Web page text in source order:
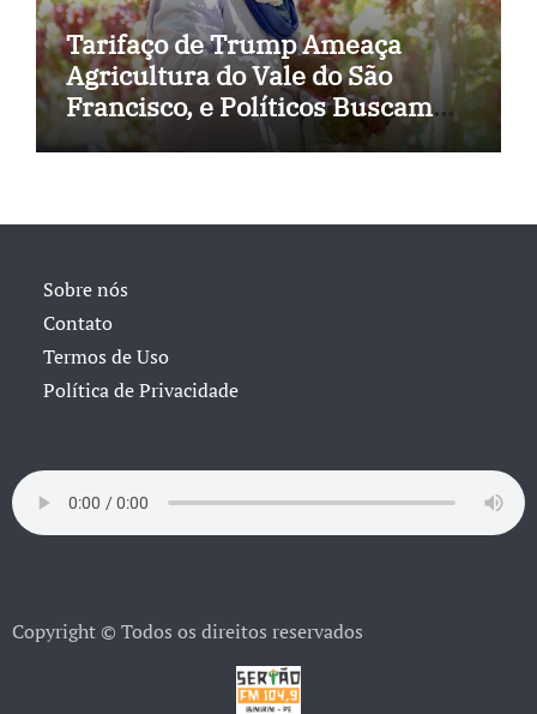
Tarifaço de Trump Ameaça
Agricultura do Vale do São
Francisco, e Políticos Buscam
Soluções
Sobre nós
Contato
Termos de Uso
Política de Privacidade
Copyright © Todos os direitos reservados